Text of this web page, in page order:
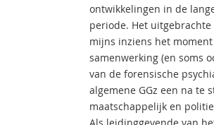
ontwikkelingen in de
periode. Het
mijns inziens het
samenwerking (en soms
van de forensische
algemene GGz een na te
maatschappelijk en